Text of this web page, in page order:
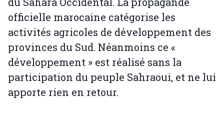
officielle marocaine catégorise les
activités agricoles de développement des
provinces du Sud. Néanmoins ce «
développement » est réalisé sans la
participation du peuple Sahraoui, et ne lui
apporte rien en retour.